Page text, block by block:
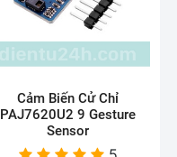
Cảm Biến Cử Chỉ
PAJ7620U2 9 Gesture
Sensor